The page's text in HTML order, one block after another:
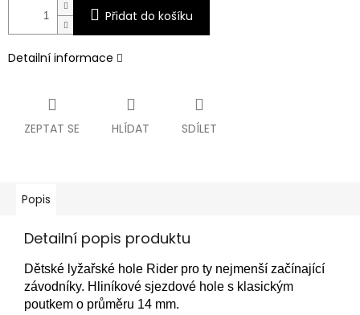
Přidat do košíku
Detailní informace
ZEPTAT SE HLÍDAT SDÍLET
Popis
Detailní popis produktu
Dětské lyžařské hole Rider pro ty nejmenší začínající
závodníky. Hliníkové sjezdové hole s klasickým
poutkem o průměru 14 mm.